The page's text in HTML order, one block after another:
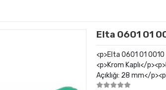
Elta 0601 01
<p>Elta 0601 01
<p>Krom Kaplı</
Açıklığı: 28 mm</